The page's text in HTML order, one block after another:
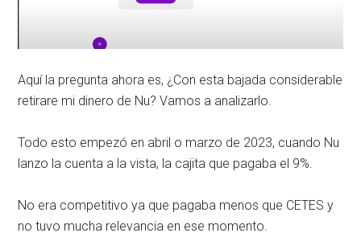
Aquí la pregunta ahora es, ¿Con esta bajada considerable
retirare mi dinero de Nu? Vamos a analizarlo.
Todo esto empezó en abril o marzo de 2023, cuando Nu
lanzo la cuenta a la vista, la cajita que pagaba el 9%.
No era competitivo ya que pagaba menos que CETES y
no tuvo mucha relevancia en ese momento.